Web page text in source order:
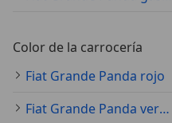
Color de la carrocería
Fiat Grande Panda rojo
Fiat Grande Panda verde